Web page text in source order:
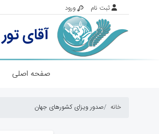
صفحه اصلی
خانه صدور ویزای کشورهای جهان